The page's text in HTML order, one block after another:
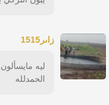
زاىر1515
ليه
الحمدلله